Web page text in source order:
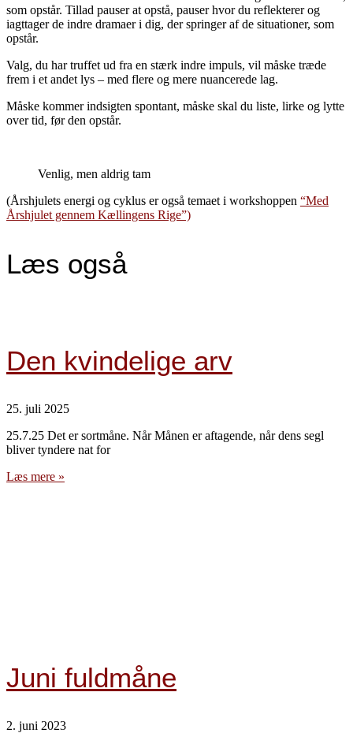
som opstår. Tillad pauser at opstå, pauser hvor du reflekterer og
iagttager de indre dramaer i dig, der springer af de situationer, som
opstår.
Valg, du har truffet ud fra en stærk indre impuls, vil måske træde
frem i et andet lys – med flere og mere nuancerede lag.
Måske kommer indsigten spontant, måske skal du liste, lirke og lytte
over tid, før den opstår.
Venlig, men aldrig tam
(Årshjulets energi og cyklus er også temaet i workshoppen “Med
Årshjulet gennem Kællingens Rige”)
Læs også
Den kvindelige arv
25. juli 2025
25.7.25 Det er sortmåne. Når Månen er aftagende, når dens segl
bliver tyndere nat for
Læs mere »
Juni fuldmåne
2. juni 2023